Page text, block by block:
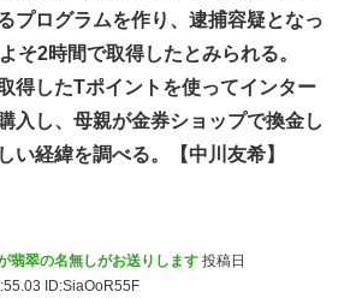
プログラムを作り、逮捕容疑となっ
そ2時間で取得したとみられる。
得したTポイントを使ってインター
入し、母親が金券ショップで換金し
い経緯を調べる。【中川友希】
翡翠の名無しがお送りします 投稿日
ID:SiaOoR55F